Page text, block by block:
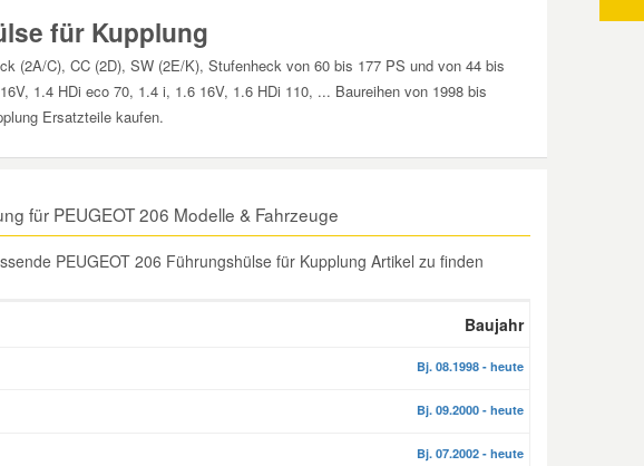
für Kupplung
(2A/C), CC (2D), SW (2E/K), Stufenheck von 60 bis 177 PS und von 44 bis
1.4 HDi eco 70, 1.4 i, 1.6 16V, 1.6 HDi 110, ... Baureihen von 1998 bis
Ersatzteile kaufen.
für PEUGEOT 206 Modelle & Fahrzeuge
PEUGEOT 206 Führungshülse für Kupplung Artikel zu finden
Baujahr
Bj. 08.1998 - heute
Bj. 09.2000 - heute
Bj. 07.2002 - heute